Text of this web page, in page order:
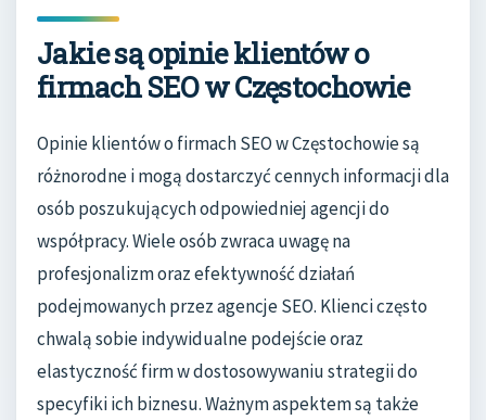
Jakie są opinie klientów o
firmach SEO w Częstochowie
Opinie klientów o firmach SEO w Częstochowie są
różnorodne i mogą dostarczyć cennych informacji dla
osób poszukujących odpowiedniej agencji do
współpracy. Wiele osób zwraca uwagę na
profesjonalizm oraz efektywność działań
podejmowanych przez agencje SEO. Klienci często
chwalą sobie indywidualne podejście oraz
elastyczność firm w dostosowywaniu strategii do
specyfiki ich biznesu. Ważnym aspektem są także